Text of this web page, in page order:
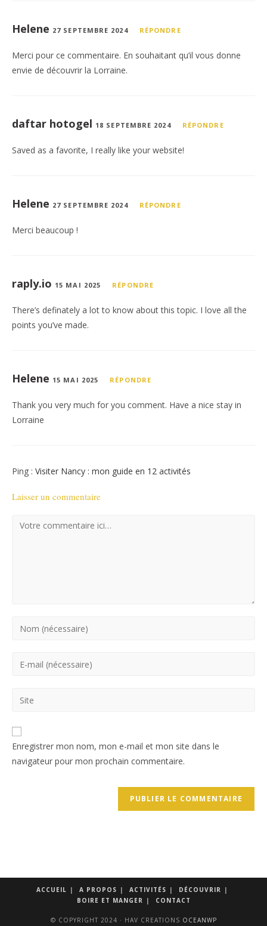
Helene 27 SEPTEMBRE 2024 RÉPONDRE
Merci pour ce commentaire. En souhaitant qu’il vous donne
envie de découvrir la Lorraine.
daftar hotogel 18 SEPTEMBRE 2024 RÉPONDRE
Saved as a favorite, I really like your website!
Helene 27 SEPTEMBRE 2024 RÉPONDRE
Merci beaucoup !
raply.io 15 MAI 2025 RÉPONDRE
There’s definately a lot to know about this topic. I love all the
points you’ve made.
Helene 15 MAI 2025 RÉPONDRE
Thank you very much for you comment. Have a nice stay in
Lorraine
Ping : Visiter Nancy : mon guide en 12 activités
Laisser un commentaire
Enregistrer mon nom, mon e-mail et mon site dans le
navigateur pour mon prochain commentaire.
ACCUEIL A PROPOS ACTIVITÉS
DÉCOUVRIR
BOIRE ET MANGER
CONTACT
© COPYRIGHT 2024 · HAV CREATIONS OCEANWP